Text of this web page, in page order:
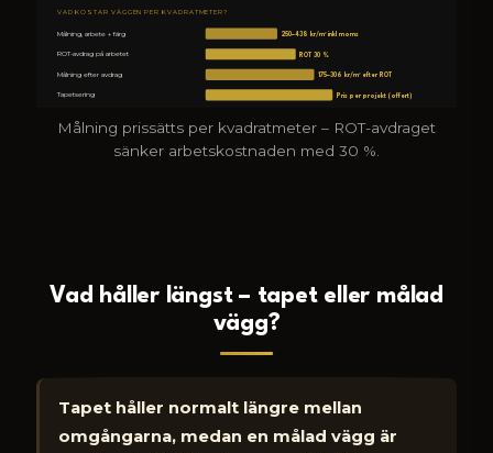
VAD KOSTAR VÄGGEN PER KVADRATMETER?
Målning, arbete + färg 250–438 kr/m² inkl moms
ROT-avdrag på arbetet ROT 30 %
Målning efter avdrag 175–306 kr/m² efter ROT
Tapetsering Pris per projekt (offert)
Målning prissätts per kvadratmeter – ROT-avdraget
sänker arbetskostnaden med 30 %.
Vad håller längst – tapet eller målad
vägg?
Tapet håller normalt längre mellan
omgångarna, medan en målad vägg är